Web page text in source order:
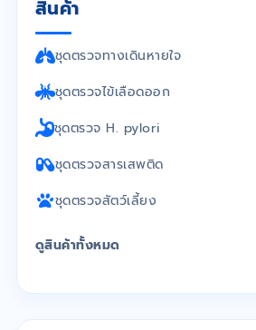
สินค้า
ชุดตรวจทางเดินหายใจ
ชุดตรวจไข้เลือดออก
ชุดตรวจ H. pylori
ชุดตรวจสารเสพติด
ชุดตรวจสัตว์เลี้ยง
ดูสินค้าทั้งหมด